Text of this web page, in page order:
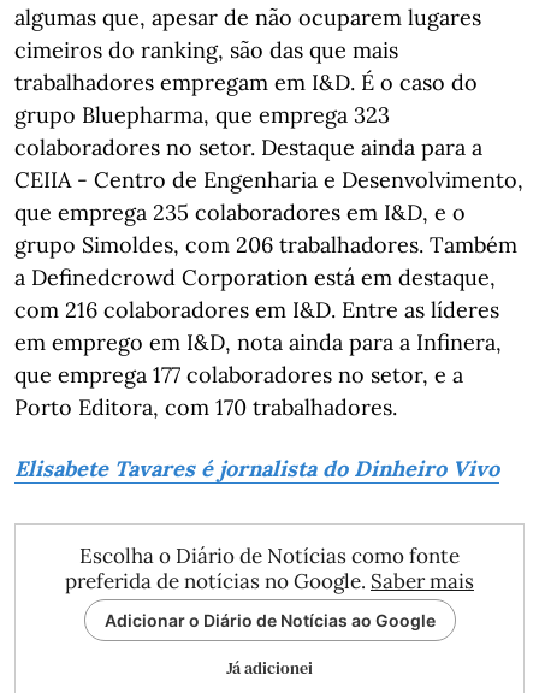
algumas que, apesar de não ocuparem lugares
cimeiros do ranking, são das que mais
trabalhadores empregam em I&D. É o caso do
grupo Bluepharma, que emprega 323
colaboradores no setor. Destaque ainda para a
CEIIA - Centro de Engenharia e Desenvolvimento,
que emprega 235 colaboradores em I&D, e o
grupo Simoldes, com 206 trabalhadores. Também
a Definedcrowd Corporation está em destaque,
com 216 colaboradores em I&D. Entre as líderes
em emprego em I&D, nota ainda para a Infinera,
que emprega 177 colaboradores no setor, e a
Porto Editora, com 170 trabalhadores.
Elisabete Tavares é jornalista do Dinheiro Vivo
Escolha o Diário de Notícias como fonte
preferida de notícias no Google. Saber mais
Adicionar o Diário de Notícias ao Google
Já adicionei